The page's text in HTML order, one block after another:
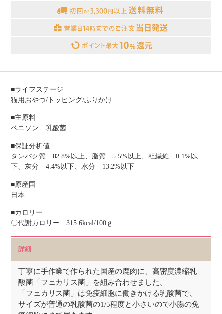
■ライフステージ
猫用おやつ/トッピング/ふりかけ
■主原料
ベニソン 乳酸菌
■保証分析値
タンパク質 82.8%以上、脂質 5.5%以上、粗繊維 0.1%以
下、灰分 4.4%以下、水分 13.2%以下
■原産国
日本
■カロリー
〇代謝カロリー 315.6kcal/100ｇ
詳細
丁寧に手作業で作られた国産の鹿肉に、高密度濃縮乳
酸菌「フェカリス菌」を組み合わせました。
「フェカリス菌」は免疫細胞に働きかける乳酸菌で、
サイズが普通の乳酸菌の1/5程度と小さいので小腸の免